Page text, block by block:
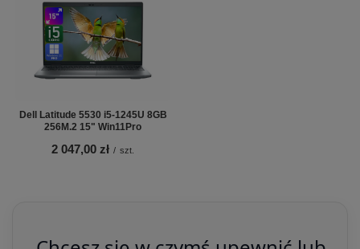
Dell Latitude 5530 i5-1245U 8GB
256M.2 15" Win11Pro
2 047,00 zł / szt.